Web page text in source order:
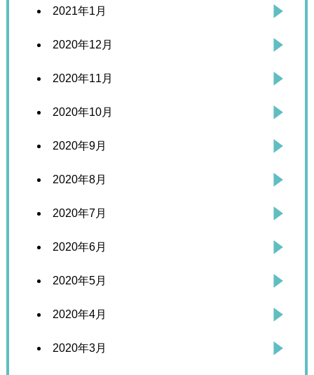
2021年1月
2020年12月
2020年11月
2020年10月
2020年9月
2020年8月
2020年7月
2020年6月
2020年5月
2020年4月
2020年3月